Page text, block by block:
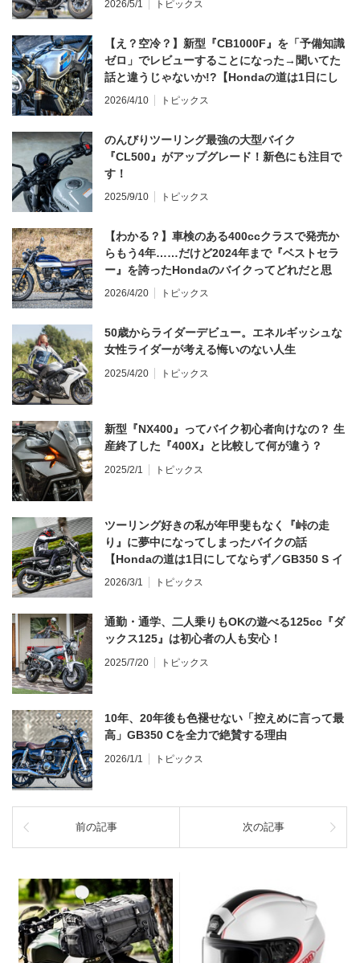
2026/5/1 トピックス
【え？空冷？】新型『CB1000F』を「予備知識
ゼロ」でレビューすることになった→聞いてた
話と違うじゃないか!?【Hondaの道は1日にし
てならず／CB1000F ①第一印象 編】
2026/4/10 トピックス
のんびりツーリング最強の大型バイク
『CL500』がアップグレード！新色にも注目で
す！
2025/9/10 トピックス
【わかる？】車検のある400ccクラスで発売か
らもう4年……だけど2024年まで『ベストセラ
ー』を誇ったHondaのバイクってどれだと思
う？
2026/4/20 トピックス
50歳からライダーデビュー。エネルギッシュな
女性ライダーが考える悔いのない人生
2025/4/20 トピックス
新型『NX400』ってバイク初心者向けなの？ 生
産終了した『400X』と比較して何が違う？
2025/2/1 トピックス
ツーリング好きの私が年甲斐もなく『峠の走
り』に夢中になってしまったバイクの話
【Hondaの道は1日にしてならず／GB350 S イ
ンプレ・レビュー 前編】
2026/3/1 トピックス
通勤・通学、二人乗りもOKの遊べる125cc『ダ
ックス125』は初心者の人も安心！
2025/7/20 トピックス
10年、20年後も色褪せない「控えめに言って最
高」GB350 Cを全力で絶賛する理由
2026/1/1 トピックス
前の記事 次の記事